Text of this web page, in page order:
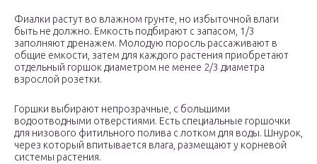
Фиалки растут во влажном грунте, но избыточной влаги
быть не должно. Емкость подбирают с запасом, 1/3
заполняют дренажем. Молодую поросль рассаживают в
общие емкости, затем для каждого растения приобретают
отдельный горшок диаметром не менее 2/3 диаметра
взрослой розетки.
Горшки выбирают непрозрачные, с большими
водоотводными отверстиями. Есть специальные горшочки
для низового фитильного полива с лотком для воды. Шнурок,
через который впитывается влага, размещают у корневой
системы растения.